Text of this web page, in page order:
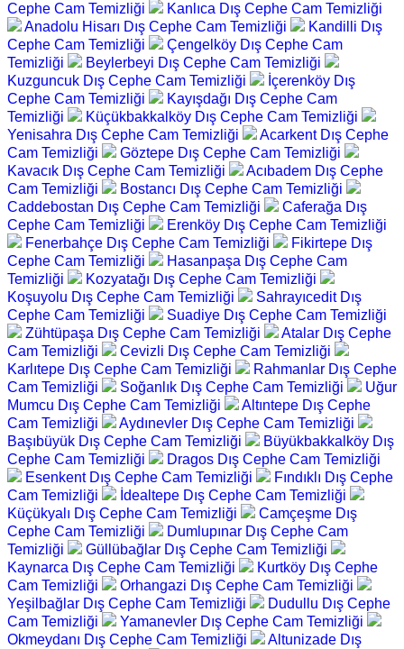
Cephe Cam Temizliği
Kanlıca Dış Cephe Cam Temizliği
Anadolu Hisarı Dış Cephe Cam Temizliği
Kandilli Dış
Cephe Cam Temizliği
Çengelköy Dış Cephe Cam
Temizliği
Beylerbeyi Dış Cephe Cam Temizliği
Kuzguncuk Dış Cephe Cam Temizliği
İçerenköy Dış
Cephe Cam Temizliği
Kayışdağı Dış Cephe Cam
Temizliği
Küçükbakkalköy Dış Cephe Cam Temizliği
Yenisahra Dış Cephe Cam Temizliği
Acarkent Dış Cephe
Cam Temizliği
Göztepe Dış Cephe Cam Temizliği
Kavacık Dış Cephe Cam Temizliği
Acıbadem Dış Cephe
Cam Temizliği
Bostancı Dış Cephe Cam Temizliği
Caddebostan Dış Cephe Cam Temizliği
Caferağa Dış
Cephe Cam Temizliği
Erenköy Dış Cephe Cam Temizliği
Fenerbahçe Dış Cephe Cam Temizliği
Fikirtepe Dış
Cephe Cam Temizliği
Hasanpaşa Dış Cephe Cam
Temizliği
Kozyatağı Dış Cephe Cam Temizliği
Koşuyolu Dış Cephe Cam Temizliği
Sahrayıcedit Dış
Cephe Cam Temizliği
Suadiye Dış Cephe Cam Temizliği
Zühtüpaşa Dış Cephe Cam Temizliği
Atalar Dış Cephe
Cam Temizliği
Cevizli Dış Cephe Cam Temizliği
Karlıtepe Dış Cephe Cam Temizliği
Rahmanlar Dış Cephe
Cam Temizliği
Soğanlık Dış Cephe Cam Temizliği
Uğur
Mumcu Dış Cephe Cam Temizliği
Altıntepe Dış Cephe
Cam Temizliği
Aydınevler Dış Cephe Cam Temizliği
Başıbüyük Dış Cephe Cam Temizliği
Büyükbakkalköy Dış
Cephe Cam Temizliği
Dragos Dış Cephe Cam Temizliği
Esenkent Dış Cephe Cam Temizliği
Fındıklı Dış Cephe
Cam Temizliği
İdealtepe Dış Cephe Cam Temizliği
Küçükyalı Dış Cephe Cam Temizliği
Camçeşme Dış
Cephe Cam Temizliği
Dumlupınar Dış Cephe Cam
Temizliği
Güllübağlar Dış Cephe Cam Temizliği
Kaynarca Dış Cephe Cam Temizliği
Kurtköy Dış Cephe
Cam Temizliği
Orhangazi Dış Cephe Cam Temizliği
Yeşilbağlar Dış Cephe Cam Temizliği
Dudullu Dış Cephe
Cam Temizliği
Yamanevler Dış Cephe Cam Temizliği
Okmeydanı Dış Cephe Cam Temizliği
Altunizade Dış